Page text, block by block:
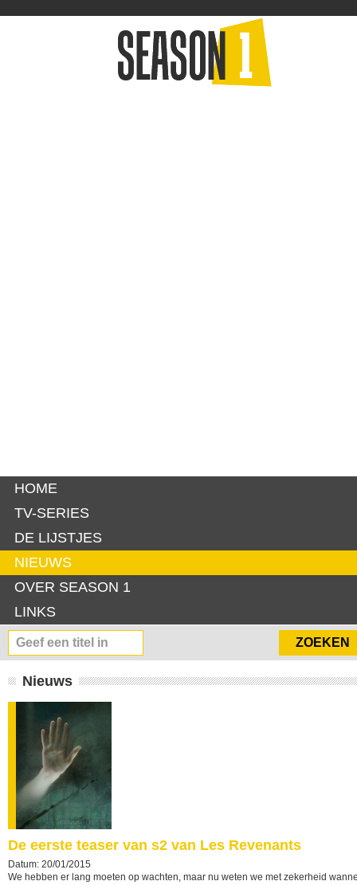
HOME
TV-SERIES
DE LIJSTJES
NIEUWS
OVER SEASON 1
LINKS
Nieuws
De eerste teaser van s2 van Les Revenants
Datum: 20/01/2015
We hebben er lang moeten op wachten, maar nu weten we met zekerheid